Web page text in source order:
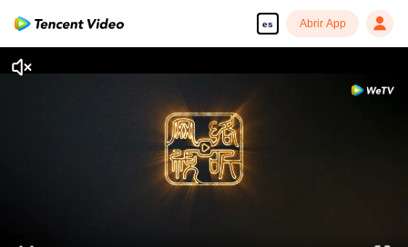
es Abrir App